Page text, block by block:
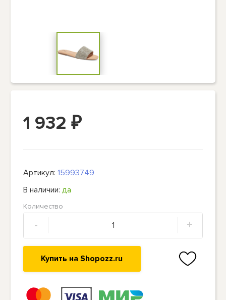
1 932₽
Артикул:15993749
В наличии:да
Количество
- +
Купить на Shopozz.ru